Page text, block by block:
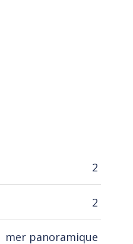
2
2
mer panoramique